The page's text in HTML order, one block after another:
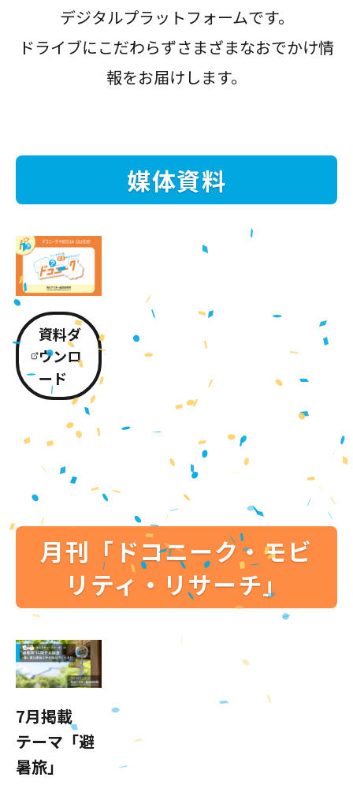
デジタルプラットフォームです。
ドライブにこだわらずさまざまなおでかけ情
報をお届けします。
媒体資料
資料ダ
ウンロ
ード
月刊「ドコニーク・モビ
リティ・リサーチ」
7月掲載
テーマ「避
暑旅」